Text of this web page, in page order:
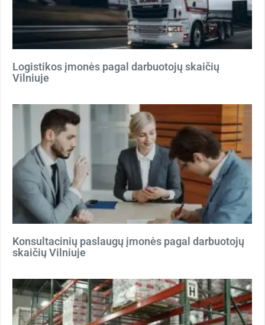
Logistikos įmonės pagal darbuotojų skaičių
Vilniuje
Konsultacinių paslaugų įmonės pagal darbuotojų
skaičių Vilniuje